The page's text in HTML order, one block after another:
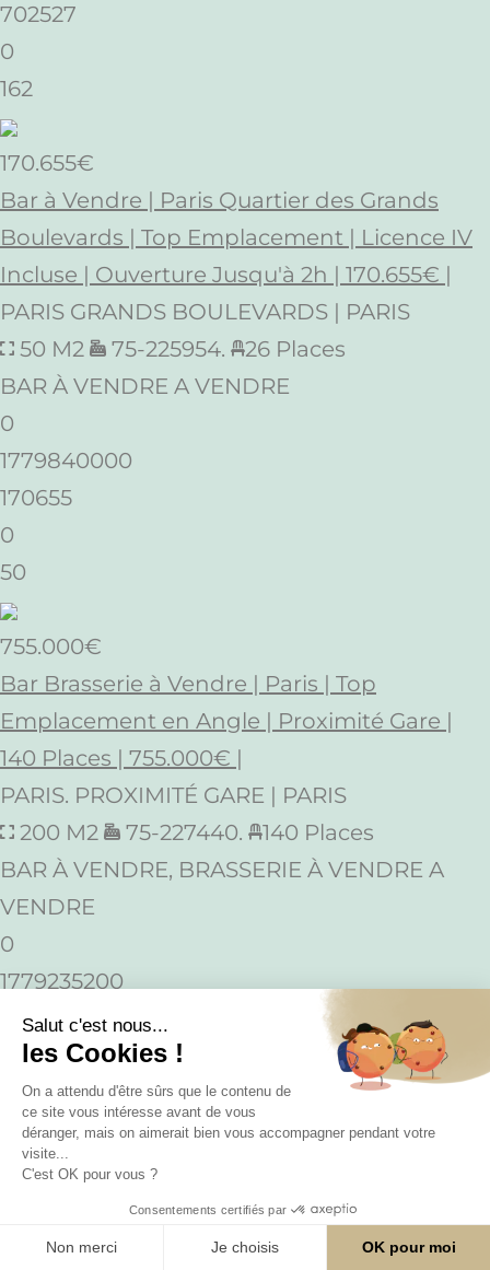
702527
0
162
170.655€
Bar à Vendre | Paris Quartier des Grands
Boulevards | Top Emplacement | Licence IV
Incluse | Ouverture Jusqu'à 2h | 170.655€ |
PARIS GRANDS BOULEVARDS | PARIS
50 M2
75-225954.
26 Places
BAR À VENDRE A VENDRE
0
1779840000
170655
0
50
755.000€
Bar Brasserie à Vendre | Paris | Top
Emplacement en Angle | Proximité Gare |
140 Places | 755.000€ |
PARIS. PROXIMITÉ GARE | PARIS
200 M2
75-227440.
140 Places
BAR À VENDRE, BRASSERIE À VENDRE A
VENDRE
0
1779235200
755000
200
384.527€
Bar Brasserie Licence IV à Vendre | Hauts-
de-Seine | Top Emplacement | Double